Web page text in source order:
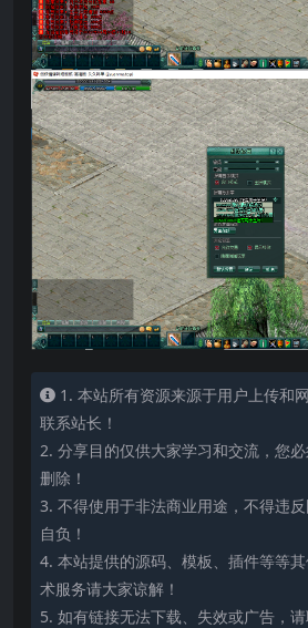
1. 本站所有资源来源于用户上传和
联系站长！
2. 分享目的仅供大家学习和交流，您
删除！
3. 不得使用于非法商业用途，不得违
自负！
4. 本站提供的源码、模板、插件等等
术服务请大家谅解！
5. 如有链接无法下载、失效或广告，请